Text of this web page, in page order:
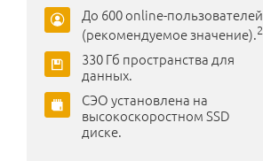
До 600 online-пользователей
(рекомендуемое значение).2
330 Гб пространства для
данных.
СЭО установлена на
высокоскоростном SSD
диске.